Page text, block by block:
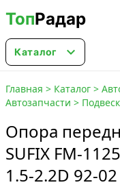
ТопРадар
Каталог 
Главная > Каталог >
Автозапчасти >
Опора
SUFIX FM-
1.5-2.2D 92-02